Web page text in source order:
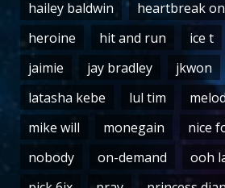
hailey baldwin
heartbreak
heroine
hit and run ice t
jaimie
jay bradley jkwon
latasha kebe
lul tim
mike will
monegain
nice
nobody
on-demand ooh